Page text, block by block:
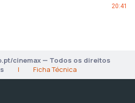
20:41
cinemax — Todos os direitos
| Ficha Técnica